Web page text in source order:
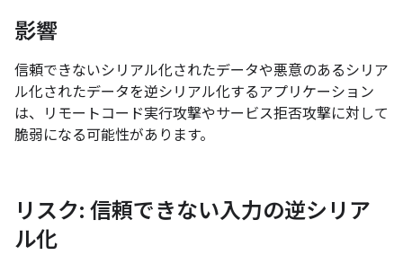
影響
信頼できないシリアル化されたデータや悪意のあるシリア
ル化されたデータを逆シリアル化するアプリケーション
は、リモートコード実行攻撃やサービス拒否攻撃に対して
脆弱になる可能性があります。
リスク: 信頼できない入力の逆シリア
ル化